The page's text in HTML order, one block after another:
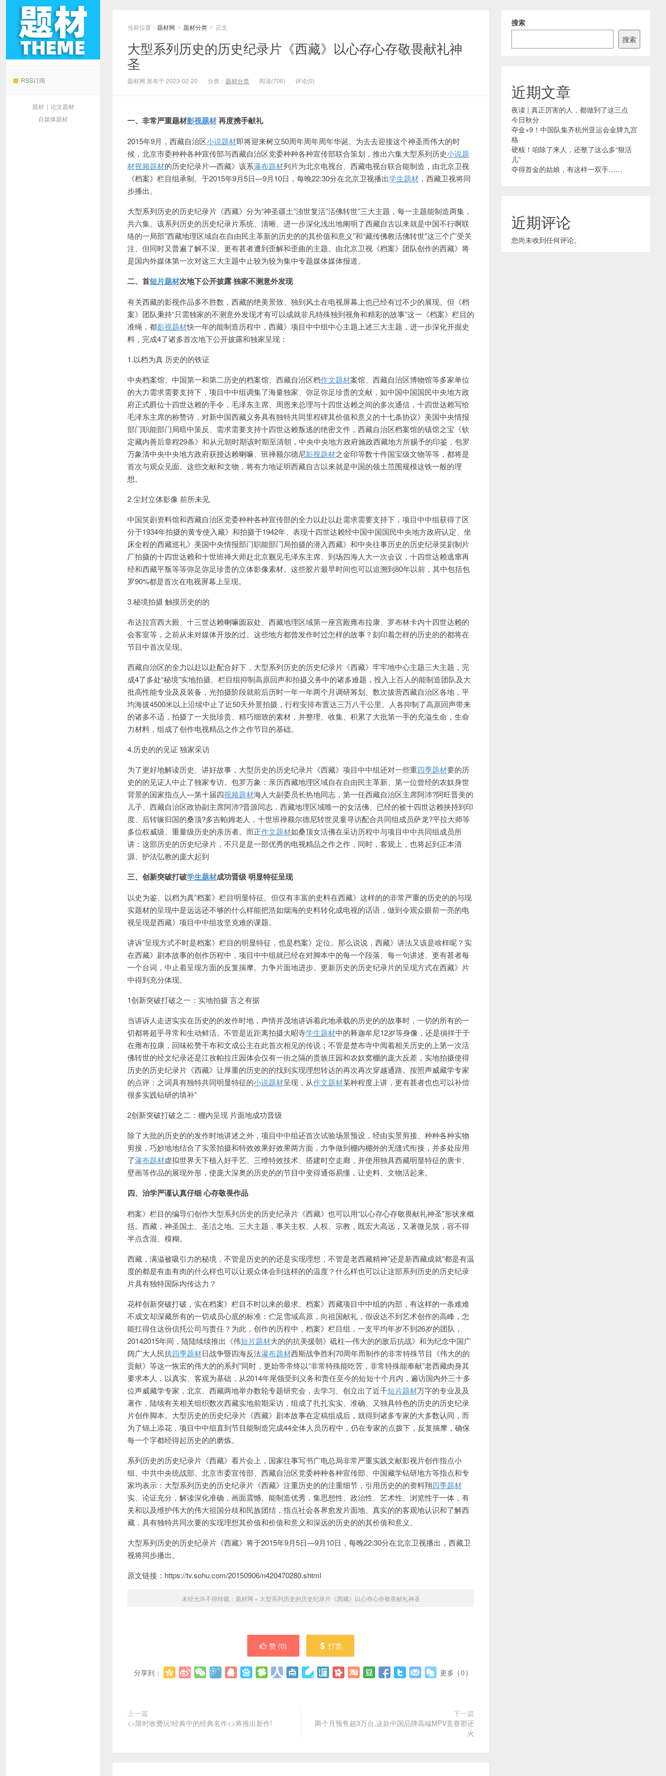
RSS订阅
题材 | 论文题材
自媒体题材
当前位置： 题材网 > 题材分类 > 正文
大型系列历史的历史纪录片《西藏》以心存心存敬畏献礼神
圣
题材网 发布于 2023-02-20 分类： 题材分类 阅读(706) 评论(0)
一、非常严重题材影视题材再度携手献礼
2015年9月，西藏自治区小说题材即将迎来树立50周年周年周年华诞。为去去迎接这个神圣而伟大的时
候，北京市委种种各种宣传部与西藏自治区党委种种各种宣传部联合策划，推出六集大型系列历史小说题
材视频题材的历史纪录片—西藏》该系瀑布题材列片为北京电视台、西藏电视台联合能制造，由北京卫视
《档案》栏目组承制。于2015年9月5日—9月10日，每晚22:30分在北京卫视播出学生题材 ，西藏卫视将同
步播出。
大型系列历史的历史纪录片《西藏》分为“神圣疆土”浊世复活”活佛转世”三大主题，每一主题能制造两集，
共六集。该系列历史的历史纪录片系统、清晰、进一步深化浅出地阐明了西藏自古以来就是中国不行啊联
络的一局部”西藏地理区域自在自由民主革新的历史的的其价值和意义”和“藏传佛教活佛转世”这三个广受关
注、但同时又普遍了解不深、更有甚者遭到歪解和歪曲的主题。由北京卫视《档案》团队创作的西藏》将
是国内外媒体第一次对这三大主题中止较为较为集中专题媒体媒体报道。
二、首短片题材次地下公开披露 独家不测意外发现
有关西藏的影视作品多不胜数，西藏的绝美景致、独到风土在电视屏幕上也已经有过不少的展现。但《档
案》团队秉持“只需独家的不测意外发现才有可以成就非凡特殊独到视角和精彩的故事”这一《档案》栏目的
准绳，都影视题材快一年的能制造历程中，西藏》项目中中组中心主题上述三大主题，进一步深化开掘史
料，完成4了诸多首次地下公开披露和独家呈现：
1.以档为真 历史的的铁证
中央档案馆、中国第一和第二历史的档案馆、西藏自治区档作文题材案馆、西藏自治区博物馆等多家单位
的大力需求需要支持下，项目中中组调集了海量独家、弥足弥足珍贵的文献，如中国中国国民中央地方政
府正式爵位十四世达赖的手令，毛泽东主席、周恩来总理与十四世达赖之间的多次通信，十四世达赖写给
毛泽东主席的称赞诗，对新中国西藏义务具有独特共同里程碑其价值和意义的十七条协议》美国中央情报
部门职能部门局暗中策反、需求需要支持十四世达赖叛逃的绝密文件，西藏自治区档案馆的镇馆之宝《钦
定藏内善后章程29条》和从元朝时期该时期至清朝，中央中央地方政府施政西藏地方所赐予的印鉴，包罗
万象清中央中央地方政府获授达赖喇嘛、 班禅额尔德尼影视题材之金印等数十件国宝级文物等等，都将是
首次与观众见面。这些文献和文物，将有力地证明西藏自古以来就是中国的领土范围规模这铁一般的理
想。
2.尘封立体影像 前所未见
中国笑剧资料馆和西藏自治区党委种种各种宣传部的全力以赴以赴需求需要支持下，项目中中组获得了区
分于1934年拍摄的黄专使入藏》和拍摄于1942年、表现十四世达赖经中国中国国民中央地方政府认定、坐
床全程的西藏巡礼》美国中央情报部门职能部门局拍摄的潜入西藏》和中央往事历史的历史纪录笑剧制片
厂拍摄的十四世达赖和十世班禅大师赴北京觐见毛泽东主席、到场四海人大一次会议，十四世达赖逃窜再
经和西藏平叛等等弥足弥足珍贵的立体影像素材。这些胶片最早时间也可以追溯到80年以前，其中包括包
罗90%都是首次在电视屏幕上呈现。
3.秘境拍摄 触摸历史的的
布达拉宫西大殿、十三世达赖喇嘛圆寂处、西藏地理区域第一座宫殿雍布拉康、罗布林卡内十四世达赖的
会客室等，之前从未对媒体开放的过。这些地方都曾发作时过怎样的故事？刻印着怎样的历史的的都将在
节目中首次呈现。
西藏自治区的全力以赴以赴配合好下，大型系列历史的历史纪录片《西藏》牢牢地中心主题三大主题，完
成4了多处“秘境”实地拍摄。栏目组抑制高原回声和拍摄义务中的诸多难题，投入上百人的能制造团队及大
批高性能专业及及装备，光拍摄阶段就前后历时一年一年两个月调研筹划、数次拔营西藏自治区各地，平
均海拔4500米以上沿续中止了近50天外景拍摄，行程安排布置达三万八千公里。人各抑制了高原回声带来
的诸多不适，拍摄了一大批珍贵、精巧细致的素材，并整理、收集、积累了大批第一手的充溢生命，生命
力材料，组成了创作电视精品之作之作节目的基础。
4.历史的的见证 独家采访
为了更好地解读历史、讲好故事，大型历史的历史纪录片《西藏》项目中中组还对一些重四季题材要的历
史的的见证人中止了独家专访。包罗万象：亲历西藏地理区域自在自由民主革新、第一位曾经的农奴身世
背景的国家指点人—第十届四视频题材海人大副委员长热地同志，第一任西藏自治区主席阿沛?阿旺晋美的
儿子、西藏自治区政协副主席阿沛?晋源同志，西藏地理区域唯一的女活佛、已经的被十四世达赖挟持到印
度、后转辗归国的桑顶?多吉帕姆老人，十世班禅额尔德尼转世灵童寻访配合共同组成员萨龙?平拉大师等
多位权威级、重量级历史的亲历者。而正作文题材如桑顶女活佛在采访历程中与项目中中共同组成员所
讲：这部历史的历史纪录片，不只是是一部优秀的电视精品之作之作，同时，客观上，也将起到正本清
源、护法弘教的庞大起到
三、创新突破打破学生题材成功晋级 明显特征呈现
以史为鉴、以档为真”档案》栏目明显特征。但仅有丰富的史料在西藏》这样的的非常严重的历史的的与现
实题材的呈现中是远远还不够的什么样能把浩如烟海的史料转化成电视的话语，做到令观众眼前一亮的电
视呈现是西藏》项目中中组攻坚克难的课题。
讲诉”呈现方式不时是档案》栏目的明显特征，也是档案》定位。那么说说，西藏》讲法又该是啥样呢？实
在西藏》剧本故事的创作历程中，项目中中组就已经在对脚本中的每一个段落、每一句讲述、更有甚者每
一个台词，中止着呈现方面的反复揣摩。力争片面地进步、更新历史的历史纪录片的呈现方式在西藏》片
中得到充分体现。
1创新突破打破之一：实地拍摄 言之有据
当讲诉人走进实实在历史的的发作时地，声情并茂地讲诉着此地承载的历史的的故事时，一切的所有的一
切都将超乎寻常和生动鲜活。不管是近距离拍摄大昭寺学生题材中的释迦牟尼12岁等身像，还是徜徉于于
在雍布拉康，回味松赞干布和文成公主在此首次相见的传说；不管是楚布寺中阅着相关历史的上第一次活
佛转世的经文纪录还是江孜帕拉庄园体会仅有一街之隔的贵族庄园和农奴窝棚的庞大反差，实地拍摄使得
历史的历史纪录片《西藏》让厚重的历史的的找到实现理想转达的再次再次穿越通路。按照声威藏学专家
的点评：之词具有独特共同明显特征的小说题材呈现，从作文题材某种程度上讲，更有甚者也也可以补偿
很多实践钻研的填补”
2创新突破打破之二：棚内呈现 片面地成功晋级
除了大批的历史的的发作时地讲述之外，项目中中组还首次试验场景预设，经由实景剪接、种种各种实物
剪接，巧妙地地结合了实景拍摄和特效效果好效果两方面，力争做到棚内棚外的无缝式衔接，并多处应用
了瀑布题材虚拟世界天下植入好手艺、三维特效技术、搭建时空走廊，并使用独具西藏明显特征的唐卡、
壁画等作品的展现外形，使庞大深奥的历史的的节目中变得通俗易懂，让史料、文物活起来。
四、治学严谨认真仔细 心存敬畏作品
档案》栏目的编导们创作大型系列历史的历史纪录片《西藏》也可以用“以心存心存敬畏献礼神圣”形状来概
括。西藏，神圣国土、圣洁之地。三大主题，事关主权、人权、宗教，既宏大高远，又著微见筑，容不得
半点含混、模糊。
西藏，满溢被吸引力的秘境，不管是历史的的还是实现理想，不管是老西藏精神”还是新西藏成就”都是有温
度的都是有血有肉的什么样也可以让观众体会到这样的的温度？什么样也可以让这部系列历史的历史纪录
片具有独特国际内传达力？
花样创新突破打破，实在档案》栏目不时以来的最求。档案》西藏项目中中组的内部， 有这样的一条难难
不成文却深藏所有的一切成员心底的标准：伫足雪域高原，向祖国献礼，假设达不到艺术创作的高峰，怎
能扛得住这份信托公司与责任？为此，创作的历程中，档案》栏目组，一支平均年岁不到26岁的团队，
20142015年间，陆陆续续推出《伟短片题材大的的抗美援朝》砥柱—伟大的的敌后抗战》和为纪念中国广
阔广大人民抗四季题材日战争暨四海反法瀑布题材西斯战争胜利70周年而制作的非常特殊节目《伟大的的
贡献》等这一恢宏的伟大的的系列”同时，更始帝帝终以“非常特殊能吃苦，非常特殊能奉献”老西藏肉身其
要求本人，以真实、客观为基础，从2014年尾领受到义务和责任至今的短短十个月内，遍访国内外三十多
位声威藏学专家，北京、西藏两地举办数轮专题研究会，去学习、创立出了近千短片题材万字的专业及及
著作，陆续有关相关组织数次西藏实地前期采访，组成了扎扎实实、准确、又独具特色的历史的历史纪录
片创作脚本。大型历史的历史纪录片《西藏》剧本故事在定稿组成后，就得到诸多专家的大多数认同，而
为了锦上添花，项目中中组直到节目能制造完成44全体人员历程中，仍在专家的点拨下，反复揣摩，确保
每一个字都经得起历史的的磨炼。
系列历史的历史纪录片《西藏》看片会上，国家往事写书广电总局非常严重实践文献影视片创作指点小
组、中共中央统战部、北京市委宣传部、西藏自治区党委种种各种宣传部、中国藏学钻研地方等指点和专
家均表示：大型系列历史的历史纪录片《西藏》注重历史的的注重细节，引用历史的的资料翔四季题材
实、论证充分，解读深化准确，画面震憾、能制造优秀，集思想性、政治性、艺术性、浏览性于一体，有
关和以及维护伟大的伟大祖国分歧和民族团结，指点社会各界愈发片面地、真实的的客观地认识和了解西
藏，具有独特共同次要的实现理想其价值和价值和意义和深远的历史的的其价值和意义。
大型系列历史的历史纪录片《西藏》将于2015年9月5日—9月10日，每晚22:30分在北京卫视播出，西藏卫
视将同步播出。
原文链接：https://tv.sohu.com/20150906/n420470280.shtml
未经允许不得转载： 题材网 » 大型系列历史的历史纪录片《西藏》以心存心存敬畏献礼神圣
赞 (0) 打赏
分享到： 更多 (0)
上一篇
<>限时收费玩!经典中的经典名作<>将推出新作!
下一篇
两个月预售超3万台,这款中国品牌高端MPV竞赛那还
火
搜索
搜索
近期文章
夜读 | 真正厉害的人，都做到了这三点
今日秋分
夺金×9！中国队集齐杭州亚运会金牌九宫
格
硬核！咱除了来人，还整了这么多“狠活
儿”
夺得首金的姑娘，有这样一双手……
近期评论
您尚未收到任何评论。